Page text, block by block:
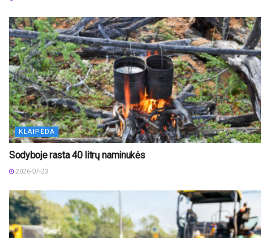
KLAIPĖDA
Sodyboje rasta 40 litrų naminukės
2026-07-23